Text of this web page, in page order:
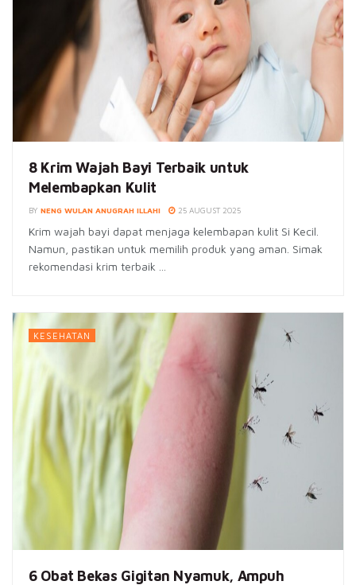
8 Krim Wajah Bayi Terbaik untuk
Melembapkan Kulit
BY NENG WULAN ANUGRAH ILLAHI 25 AUGUST 2025
Krim wajah bayi dapat menjaga kelembapan kulit Si Kecil.
Namun, pastikan untuk memilih produk yang aman. Simak
rekomendasi krim terbaik ...
KESEHATAN
6 Obat Bekas Gigitan Nyamuk, Ampuh